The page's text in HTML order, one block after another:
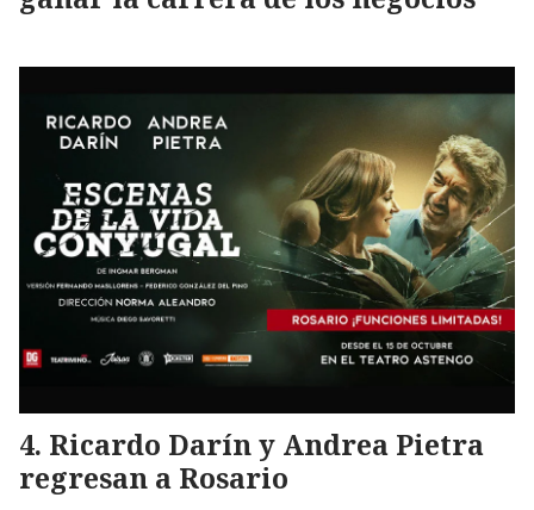
Ricardo Darín y Andrea Pietra
regresan a Rosario